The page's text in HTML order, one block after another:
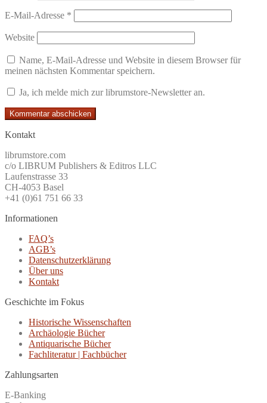
E-Mail-Adresse *
Website
Name, E-Mail-Adresse und Website in diesem Browser für
meinen nächsten Kommentar speichern.
Ja, ich melde mich zur librumstore-Newsletter an.
Kontakt
librumstore.com
c/o LIBRUM Publishers & Editros LLC
Laufenstrasse 33
CH-4053 Basel
+41 (0)61 751 66 33
Informationen
FAQ’s
AGB’s
Datenschutzerklärung
Über uns
Kontakt
Geschichte im Fokus
Historische Wissenschaften
Archäologie Bücher
Antiquarische Bücher
Fachliteratur | Fachbücher
Zahlungsarten
E-Banking